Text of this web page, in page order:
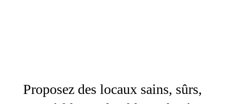
Proposez des locaux sains, sûrs,